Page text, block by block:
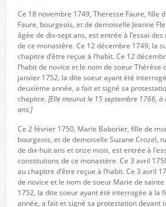
Ce 18 novembre 1749, Theresse Faure, fille
Faure, bourgeois, et de demoiselle Jeanne
âgée de dix-sept ans, est entrée à l’essai
de ce monastère. Ce 12 décembre 1749, la
chapitre d’être reçue à l’habit. Ce 12
l’habit de novice et le nom de soeur Thérèse
janvier 1752, la dite soeur ayant été
deuxième année, a fait et signé sa
chapitre.[Elle mourut le 15 septembre 1766, à
ans.]
Ce 2 février 1750, Marie Baborier, fille de
bourgeois, et de demoiselle Suzane Crozel,
de dix-huit ans et onze mois, est entrée à
constitutions de ce monastère. Ce 3 avril
au chapitre d’être reçue à l’habit. Ce 3 avril
de novice et le nom de soeur Marie de sainte
1752, la dite soeur ayant été interrogée à la
année, a fait et signé sa protestation devant